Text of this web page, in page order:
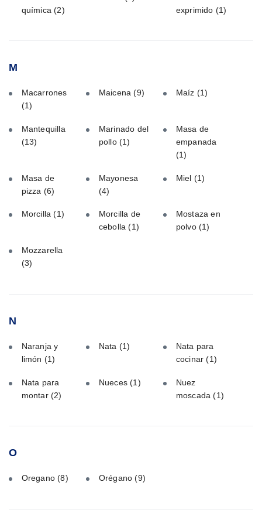
química(2)
exprimido (1)
M
Macarrones
(1)
Maicena(9) Maíz (1)
Mantequilla
(13)
Marinado del
pollo (1)
Masa de
empanada
(1)
Masa de
pizza (6)
Mayonesa
(4)
Miel (1)
Morcilla(1)
Morcilla de
cebolla(1)
Mostaza en
polvo(1)
Mozzarella
(3)
N
Naranja y
limón (1)
Nata (1)
Nata para
cocinar(1)
Nata para
montar (2)
Nueces(1)
Nuez
moscada(1)
O
Oregano(8) Orégano(9)